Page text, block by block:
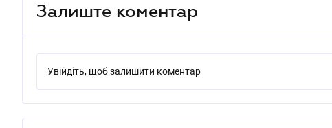
Залиште коментар
Увійдіть, щоб залишити коментар